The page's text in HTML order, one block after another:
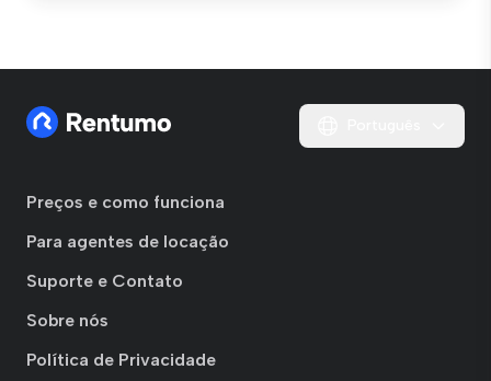
Preços e como funciona
Para agentes de locação
Suporte e Contato
Sobre nós
Política de Privacidade